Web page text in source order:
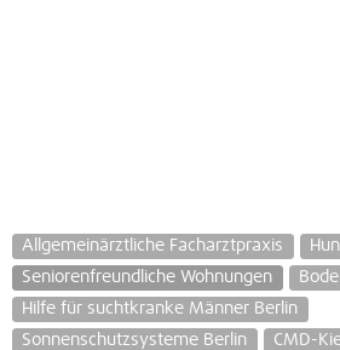
Allgemeinärztliche Facharztpraxis
Seniorenfreundliche Wohnungen
Hilfe für suchtkranke Männer Berlin
Sonnenschutzsysteme Berlin
CMD-